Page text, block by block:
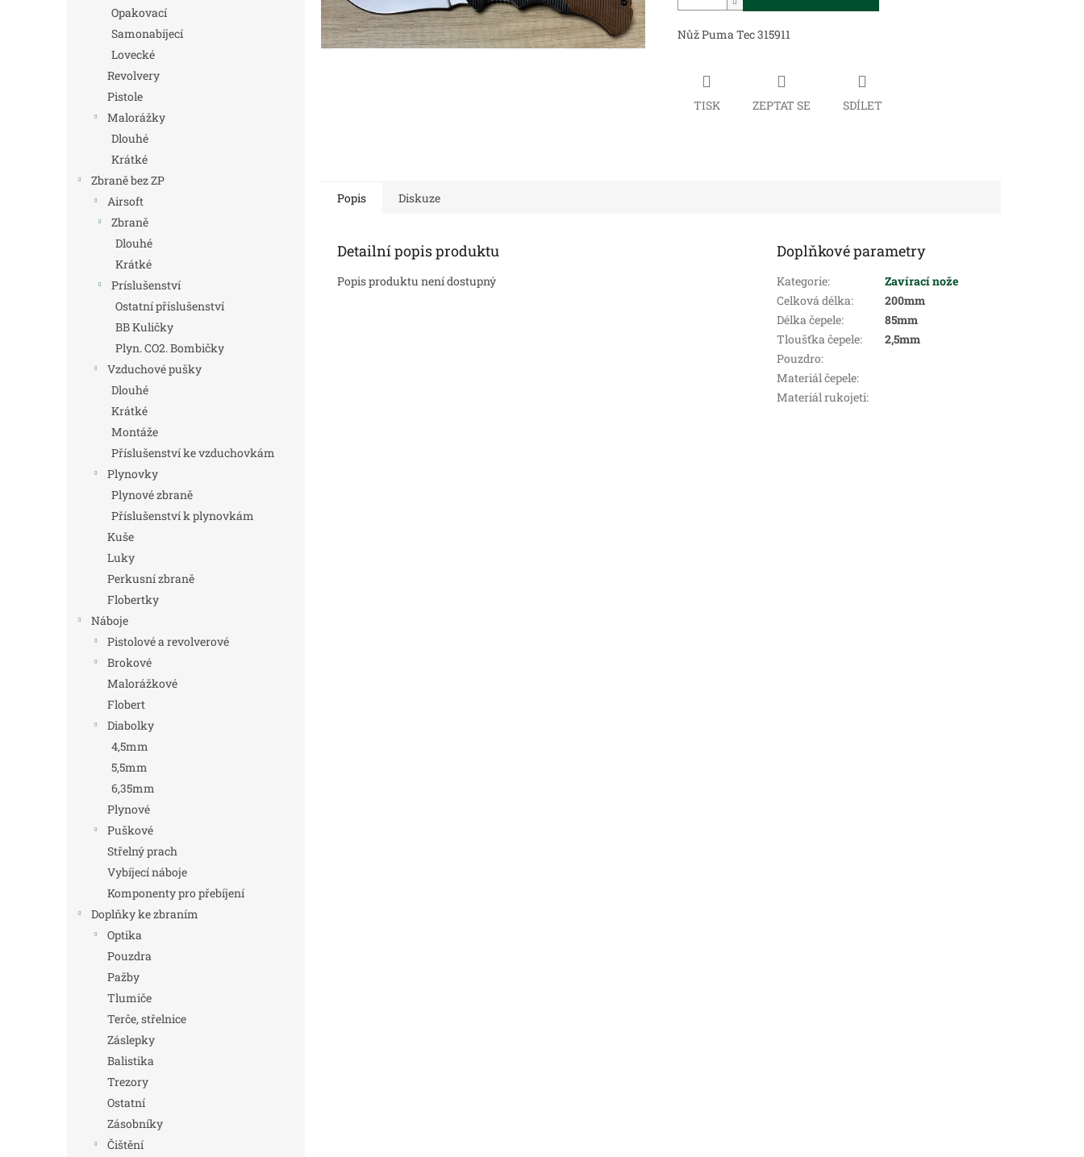
Opakovací
Samonabíjecí
Lovecké
Revolvery
Pistole
Malorážky
Dlouhé
Krátké
Zbraně bez ZP
Airsoft
Zbraně
Dlouhé
Krátké
Príslušenství
Ostatní příslušenství
BB Kuličky
Plyn. CO2. Bombičky
Vzduchové pušky
Dlouhé
Krátké
Montáže
Příslušenství ke vzduchovkám
Plynovky
Plynové zbraně
Příslušenství k plynovkám
Kuše
Luky
Perkusní zbraně
Flobertky
Náboje
Pistolové a revolverové
Brokové
Malorážkové
Flobert
Diabolky
4,5mm
5,5mm
6,35mm
Plynové
Puškové
Střelný prach
Vybíjecí náboje
Komponenty pro přebíjení
Doplňky ke zbraním
Optika
Pouzdra
Pažby
Tlumiče
Terče, střelnice
Záslepky
Balistika
Trezory
Ostatní
Zásobníky
Čištění
Nůž Puma Tec 315911
TISK ZEPTAT SE SDÍLET
Popis Diskuze
Detailní popis produktu
Popis produktu není dostupný
Doplňkové parametry
Kategorie:
Zavírací nože
Celková délka:
200mm
Délka čepele:
85mm
Tloušťka čepele:
2,5mm
Pouzdro:
Materiál čepele:
Materiál rukojeti: